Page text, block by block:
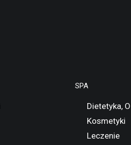
SPA
Dietetyka,
Kosmetyki
Leczenie